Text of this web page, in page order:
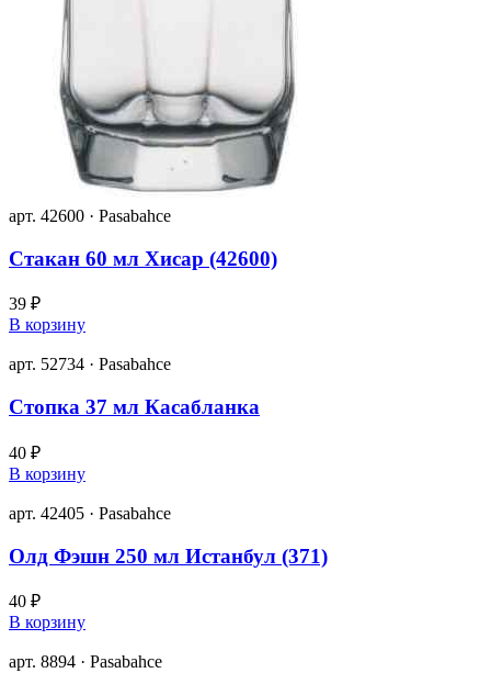
арт. 42600 · Pasabahce
Стакан 60 мл Хисар (42600)
39 ₽
В корзину
арт. 52734 · Pasabahce
Стопка 37 мл Касабланка
40 ₽
В корзину
арт. 42405 · Pasabahce
Олд Фэшн 250 мл Истанбул (371)
40 ₽
В корзину
арт. 8894 · Pasabahce